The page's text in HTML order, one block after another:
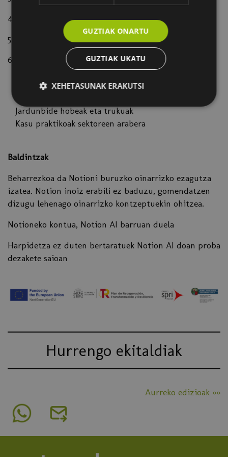
4 Datu baseekin lan egitea
5 Notion Ai-ko txata
6 Automatizazioa eta produktibitate aurreratua
AA integratua duten txantiloiak
Lan fluxu optimizatuak
Beste tresna batzuekin integratzea
Jardunbide hobeak eta trukuak
Kasu praktikoak sektoreen arabera
Baldintzak
Beharrezkoa da Notioni buruzko oinarrizko ezagutza
izatea. Notion inoiz erabili ez baduzu, gomendatzen
dizugu lehenago oinarrizko kontzeptuekin ohitzea.
Notioneko kontua, Notion AI barruan duela
Harpidetza ez duten bertaratuek Notion AI doan proba
dezakete saioan
Hurrengo ekitaldiak
Aurreko edizioak »»
GUZTIAK ONARTU
GUZTIAK UKATU
XEHETASUNAK ERAKUTSI